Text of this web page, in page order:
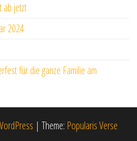
ab jetzt
2024
für die ganze Familie am
| Theme: Popularis Verse